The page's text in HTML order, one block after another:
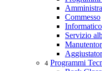
Commesso
Informatico
Servizio
4 Programmi